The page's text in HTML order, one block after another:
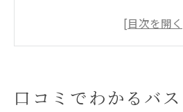
使用感や成分別のバス
バストアップクリーム
口コミでわかるバ